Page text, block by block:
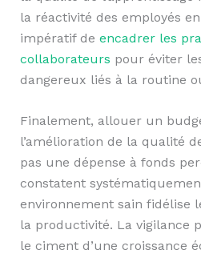
la réactivité des employés
impératif de encadrer les
collaborateurs pour éviter
dangereux liés à la routine
Finalement, allouer un
l’amélioration de la qualité
pas une dépense à fonds
constatent
environnement sain fidélise
la productivité. La vigilance
le ciment d’une croissance